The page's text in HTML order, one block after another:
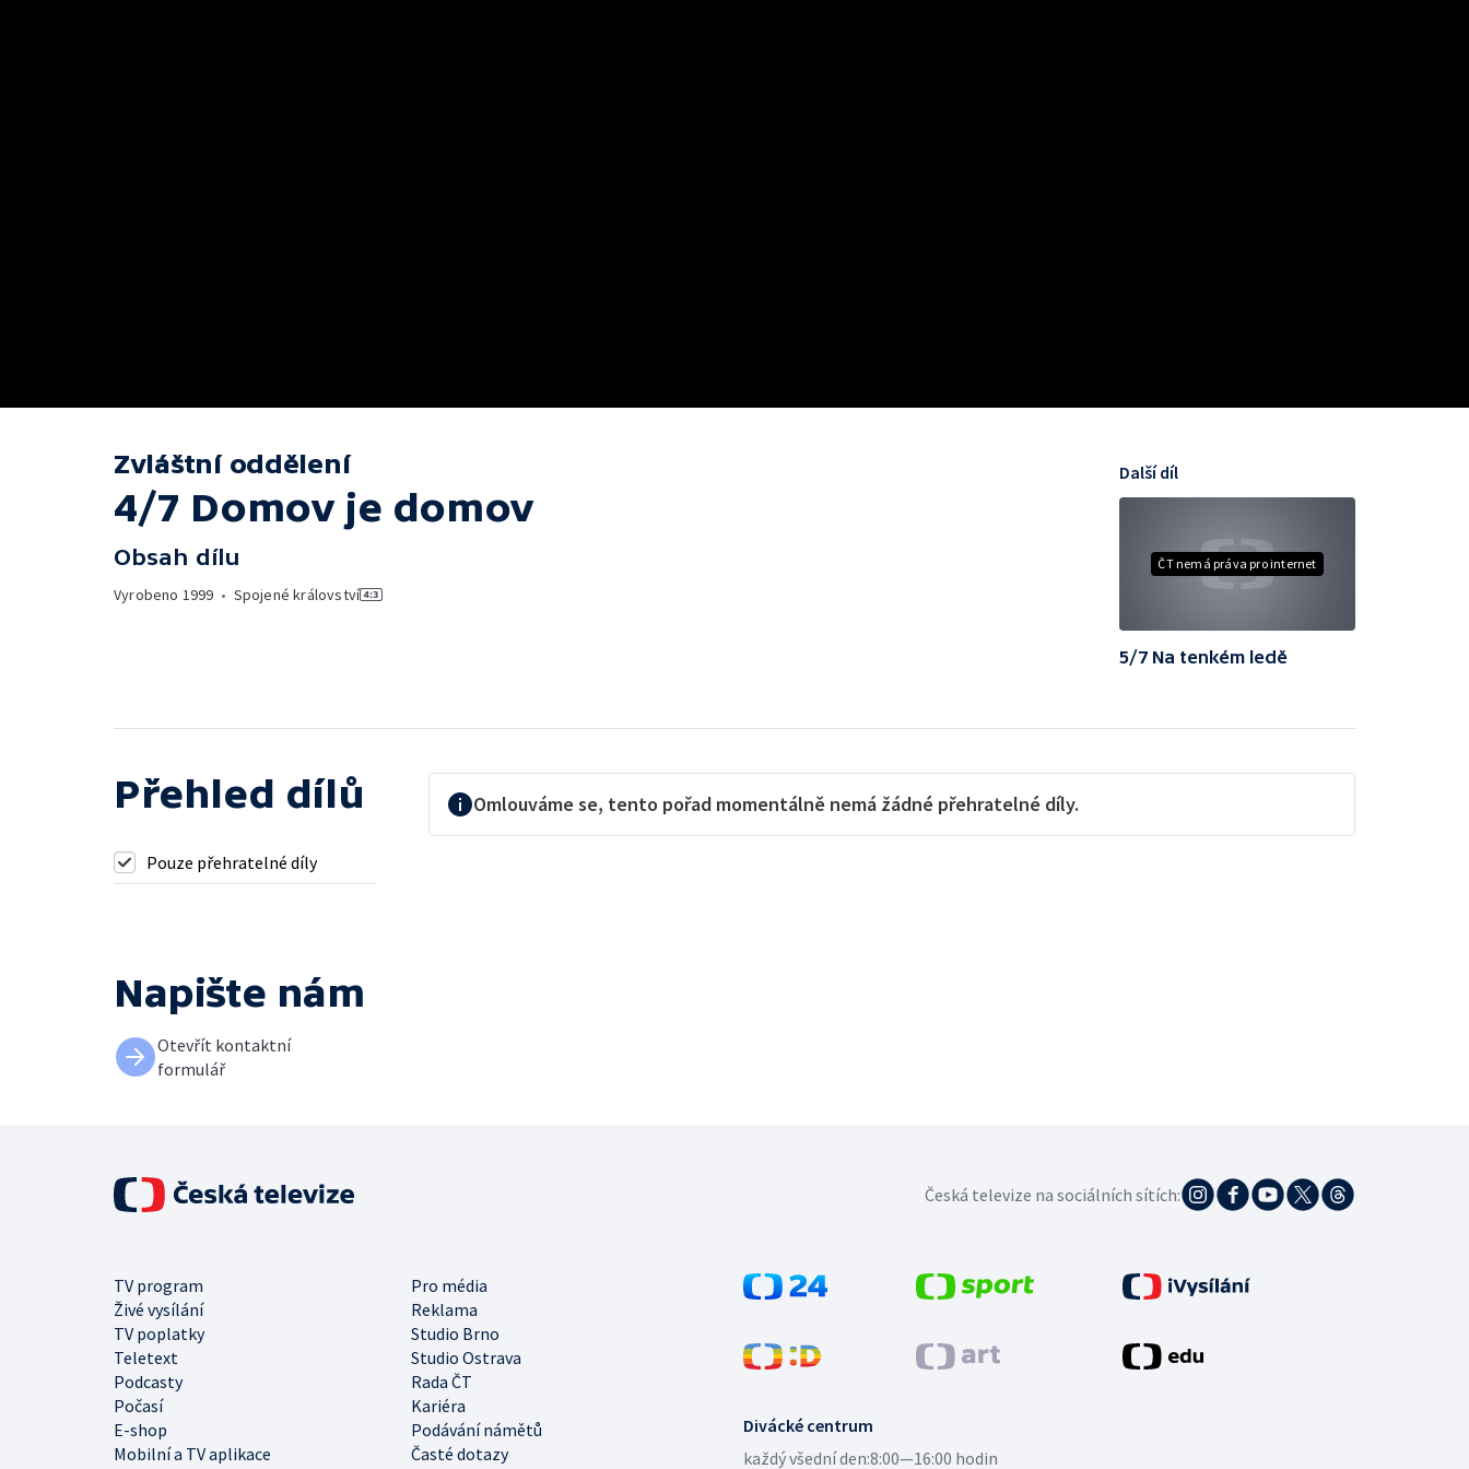
Zvláštní oddělení
4/7 Domov je domov
Obsah dílu
Vyrobeno 1999 • Spojené království
ČT nemá práva pro internet
Další díl
5/7 Na tenkém ledě
Přehled dílů
Pouze přehratelné díly
Omlouváme se, tento pořad momentálně nemá žádné přehratelné díly.
Napište nám
Otevřít kontaktní
formulář
Divácké centrum
každý všední den:8:00—16:00 hodin
TV program
Pro média
Živé vysílání
Reklama
TV poplatky
Studio Brno
Teletext
Studio Ostrava
Podcasty
Rada ČT
Počasí
Kariéra
E-shop
Podávání námětů
Mobilní a TV aplikace
Časté dotazy
Česká televize na sociálních sítích: